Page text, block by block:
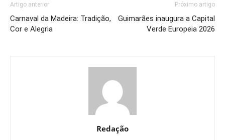
Artigo anterior
Carnaval da Madeira: Tradição,
Cor e Alegria
Próximo artigo
Guimarães inaugura a Capital
Verde Europeia 2026
Redação